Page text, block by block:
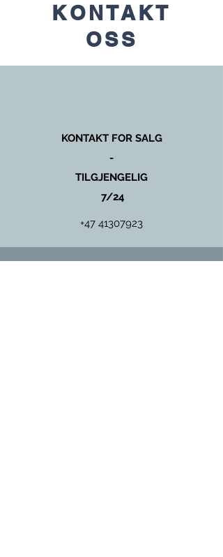
KONTAKT
OSS
KONTAKT FOR SALG
-
TILGJENGELIG
7/24
+47 41307923